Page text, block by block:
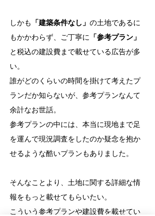
しかも 「建築条件なし」 の土地であるに
もかかわらず、ご丁寧に
「参考プラン」
と税込の建設費まで載せている広告が多
い。
誰がどのくらいの時間を掛けて考えたプ
ランだか知らないが、参考プランなんて
余計なお世話。
参考プランの中には、本当に現地まで足
を運んで現況調査をしたのか疑念を抱か
せるような酷いプランもありました。
そんなことより、土地に関する詳細な情
報をもっと載せてもらいたい。
こういう参考プランや建設費を載せてい